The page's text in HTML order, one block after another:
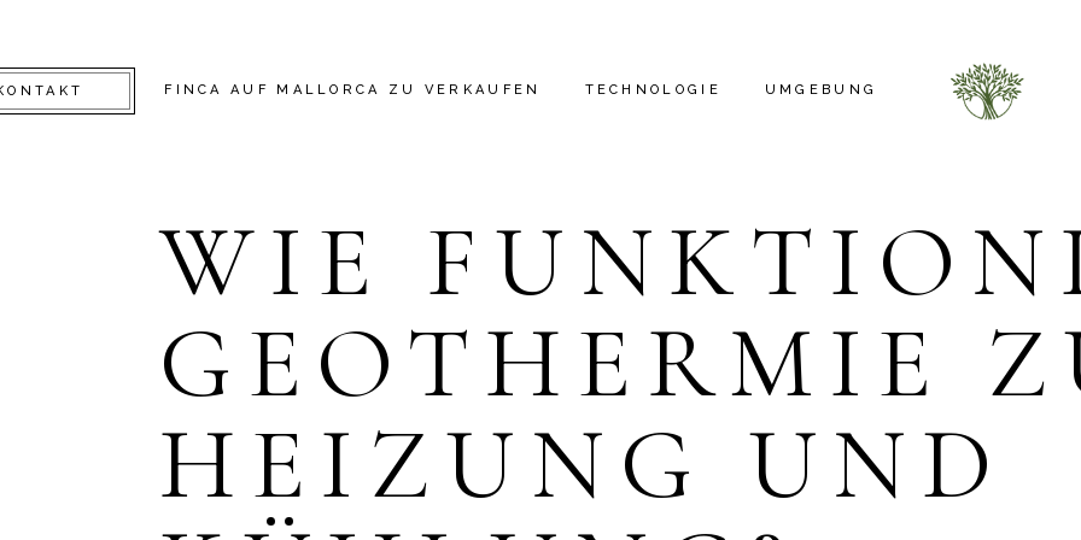
FINCA AUF MALLORCA ZU VERKAUFEN TECHNOLOGIE
PHOTOVOLTAIKANLAGE
ELEKTROINSTALLATION
HAUSAUTOMATION
BELEUCHTUNG
DACH
SANITÄRINSTALLATION
UMGEBUNG
WIE
GEOTHERMIE
HEIZUNG UND